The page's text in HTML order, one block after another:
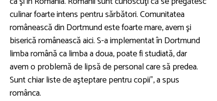
culinar foarte intens pentru sărbători. Comunitatea
românească din Dortmund este foarte mare, avem şi
biserică românească aici. S-a implementat în Dortmund
limba română ca limba a doua, poate fi studiată, dar
avem o problemă de lipsă de personal care să predea.
Sunt chiar liste de aşteptare pentru copii”, a spus
românca.